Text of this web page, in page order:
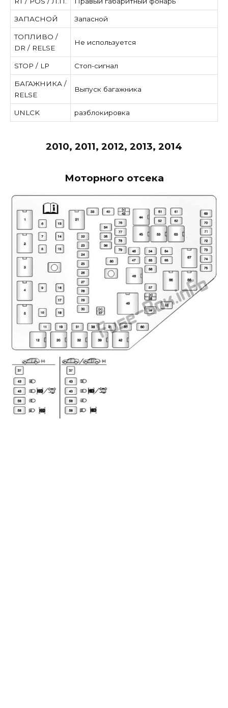
ЗАПАСНОЙ Запасной
ТОПЛИВО /
DR / RELSE
Не используется
STOP / LP Стоп-сигнал
БАГАЖНИКА /
RELSE
Выпуск багажника
UNLCK разблокировка
2010, 2011, 2012, 2013, 2014
Моторного отсека